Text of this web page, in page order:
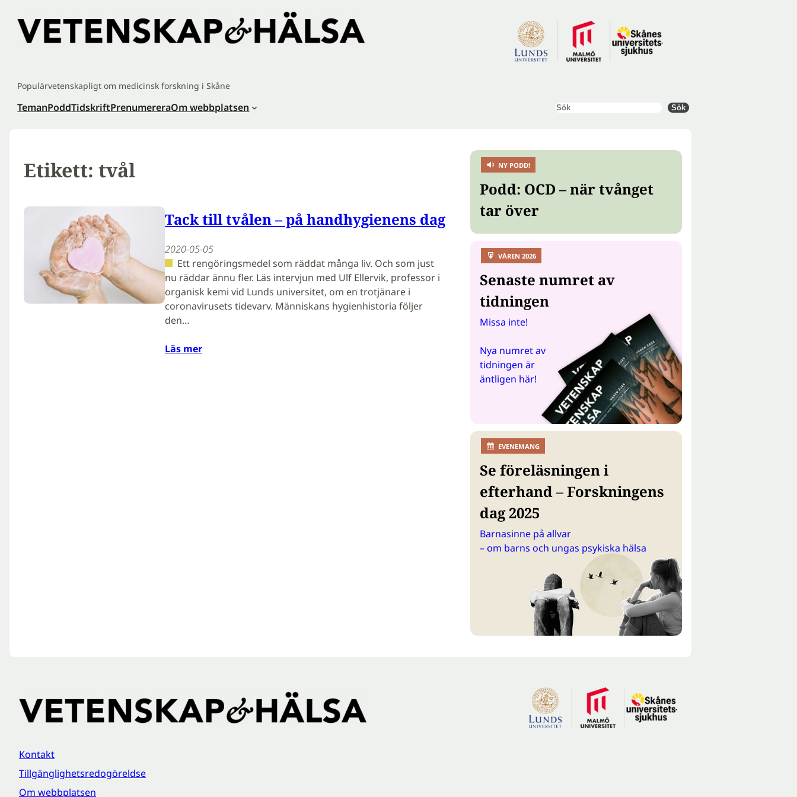
innehåll
Populärvetenskapligt om medicinsk forskning i Skåne
TemanPoddTidskriftPrenumereraOm webbplatsen Sök Sök
Etikett: tvål
Tack till tvålen – på handhygienens dag
2020-05-05
Ett rengöringsmedel som räddat många liv. Och som just
nu räddar ännu fler. Läs intervjun med Ulf Ellervik, professor i
organisk kemi vid Lunds universitet, om en trotjänare i
coronavirusets tidevarv. Människans hygienhistoria följer
den…
Läs mer
NY PODD!
Podd: OCD – när tvånget
tar över
VÅREN 2026
Senaste numret av
tidningen
Missa inte!
Nya numret av
tidningen är
äntligen här!
EVENEMANG
Se föreläsningen i
efterhand – Forskningens
dag 2025
Barnasinne på allvar
– om barns och ungas psykiska hälsa
Kontakt
Tillgänglighetsredogöreldse
Om webbplatsen